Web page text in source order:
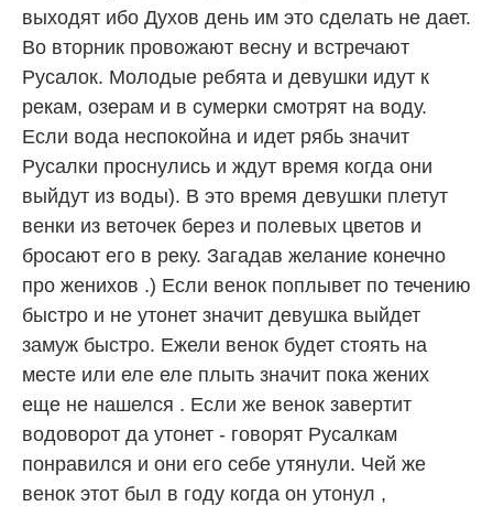
выходят ибо Духов день им это сделать не дает.
Во вторник провожают весну и встречают
Русалок. Молодые ребята и девушки идут к
рекам, озерам и в сумерки смотрят на воду.
Если вода неспокойна и идет рябь значит
Русалки проснулись и ждут время когда они
выйдут из воды). В это время девушки плетут
венки из веточек берез и полевых цветов и
бросают его в реку. Загадав желание конечно
про женихов .) Если венок поплывет по течению
быстро и не утонет значит девушка выйдет
замуж быстро. Ежели венок будет стоять на
месте или еле еле плыть значит пока жених
еще не нашелся . Если же венок завертит
водоворот да утонет - говорят Русалкам
понравился и они его себе утянули. Чей же
венок этот был в году когда он утонул ,